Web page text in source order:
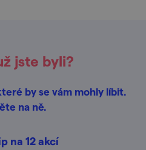
jste byli?
by se vám mohly líbit.
na ně.
na 12akcí